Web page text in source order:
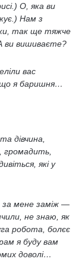
О, яка ви
Нам з
так ще тяжче
ви вишиваєте?
вас
що я баришня…
дівчина,
громадить,
які у
за мене заміж —
не знаю, як
робота, болєє
я буду вам
доволі…